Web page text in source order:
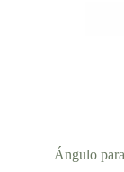
Ángulo